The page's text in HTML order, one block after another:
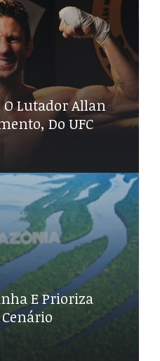
O Lutador Allan
Do UFC
E Prioriza